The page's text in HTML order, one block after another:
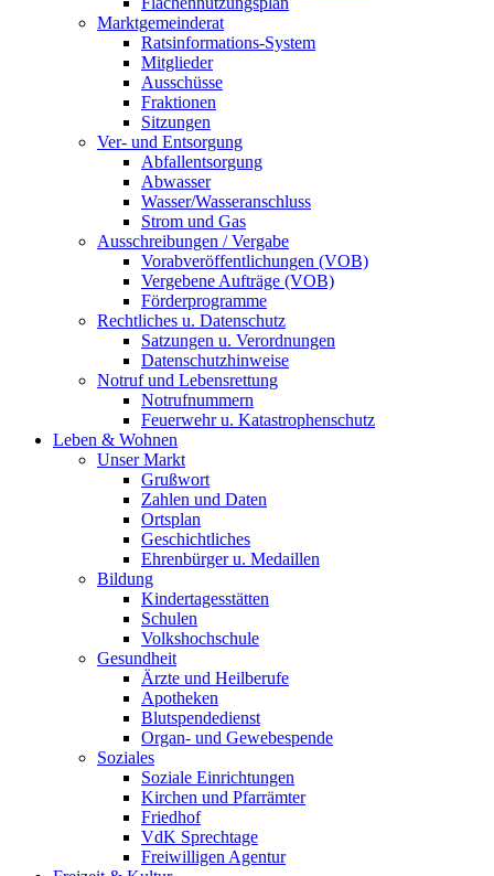
Marktgemeinderat
Ratsinformations-System
Mitglieder
Ausschüsse
Fraktionen
Sitzungen
Ver- und Entsorgung
Abfallentsorgung
Abwasser
Wasser/Wasseranschluss
Strom und Gas
Ausschreibungen / Vergabe
Vorabveröffentlichungen (VOB)
Vergebene Aufträge (VOB)
Förderprogramme
Rechtliches u. Datenschutz
Satzungen u. Verordnungen
Datenschutzhinweise
Notruf und Lebensrettung
Notrufnummern
Feuerwehr u. Katastrophenschutz
Leben & Wohnen
Unser Markt
Grußwort
Zahlen und Daten
Ortsplan
Geschichtliches
Ehrenbürger u. Medaillen
Bildung
Kindertagesstätten
Schulen
Volkshochschule
Gesundheit
Ärzte und Heilberufe
Apotheken
Blutspendedienst
Organ- und Gewebespende
Soziales
Soziale Einrichtungen
Kirchen und Pfarrämter
Friedhof
VdK Sprechtage
Freiwilligen Agentur